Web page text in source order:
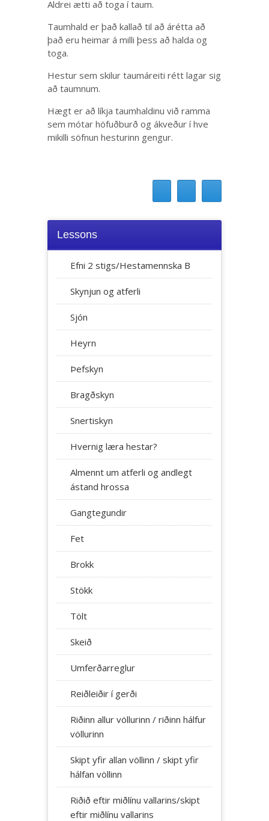
Aldrei ætti að toga í taum.
Taumhald er það kallað til að árétta að
það eru heimar á milli þess að halda og
toga.
Hestur sem skilur taumáreiti rétt lagar sig
að taumnum.
Hægt er að líkja taumhaldinu við ramma
sem mótar höfuðburð og ákveður í hve
mikilli söfnun hesturinn gengur.
Lessons
Efni 2 stigs/Hestamennska B
Skynjun og atferli
Sjón
Heyrn
Þefskyn
Bragðskyn
Snertiskyn
Hvernig læra hestar?
Almennt um atferli og andlegt
ástand hrossa
Gangtegundir
Fet
Brokk
Stökk
Tölt
Skeið
Umferðarreglur
Reiðleiðir í gerði
Riðinn allur völlurinn / riðinn hálfur
völlurinn
Skipt yfir allan völlinn / skipt yfir
hálfan völlinn
Riðið eftir miðlínu vallarins/skipt
eftir miðlínu vallarins